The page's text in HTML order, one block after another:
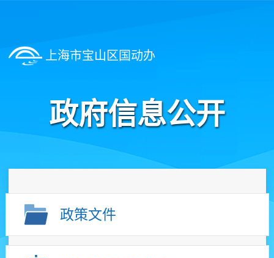
上海市宝山区国动办
政府信息公开
政策文件